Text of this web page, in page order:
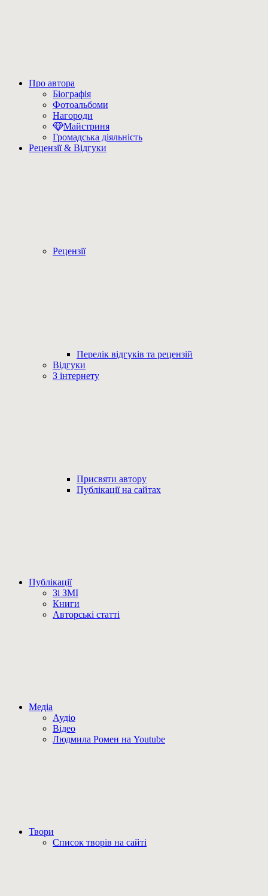
Про автора
Біографія
Фотоальбоми
Нагороди
Майстриня
Громадська діяльність
Рецензії & Відгуки
Рецензії
Перелік відгуків та рецензій
Відгуки
З інтернету
Присвяти автору
Публікації на сайтах
Публікації
Зі ЗМІ
Книги
Авторські статті
Медіа
Аудіо
Відео
Людмила Ромен на Youtube
Твори
Список творів на сайті